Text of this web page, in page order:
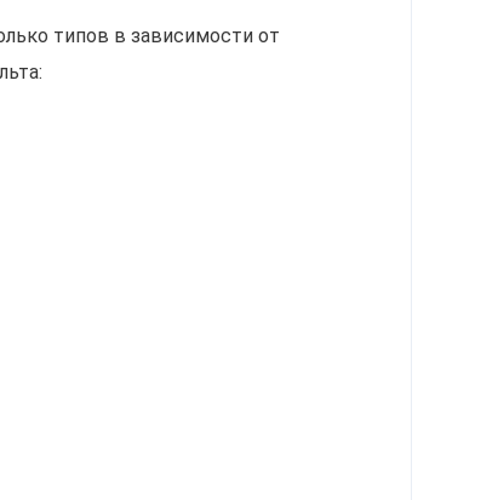
типов в зависимости от